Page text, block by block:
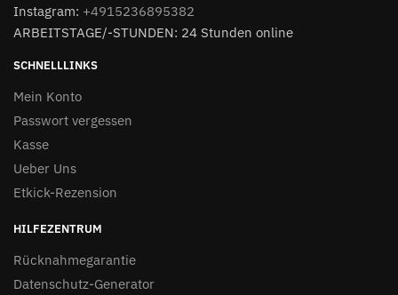
Instagram: +4915236895382
ARBEITSTAGE/-STUNDEN: 24 Stunden online
SCHNELLLINKS
Mein Konto
Passwort vergessen
Kasse
Ueber Uns
Etkick-Rezension
HILFEZENTRUM
Rücknahmegarantie
Datenschutz-Generator